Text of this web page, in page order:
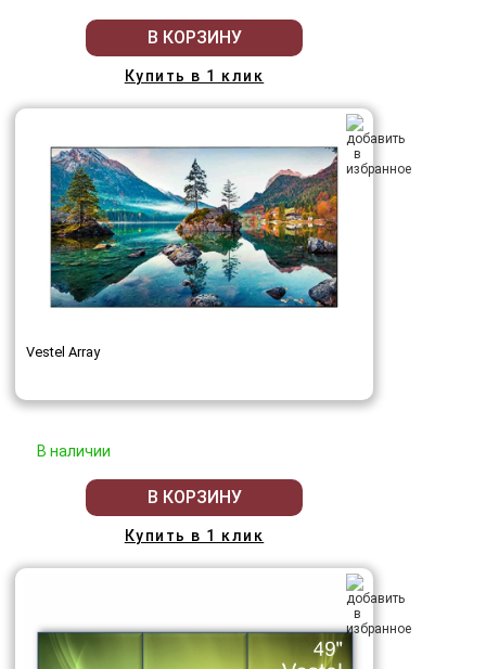
В КОРЗИНУ
Купить в 1 клик
Vestel Array
В наличии
В КОРЗИНУ
Купить в 1 клик